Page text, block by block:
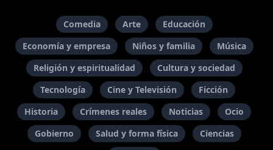
Comedia Arte
Educación
Economía y empresa
Niños y familia
Música
Religión y espiritualidad
Cultura y sociedad
Tecnología
Cine y Televisión
Ficción
Historia
Crímenes reales Noticias
Ocio
Gobierno
Salud y forma física
Ciencias